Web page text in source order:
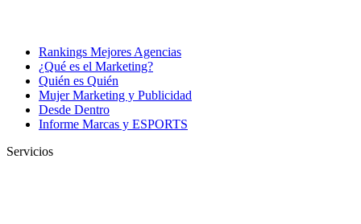
Rankings Mejores Agencias
¿Qué es el Marketing?
Quién es Quién
Mujer Marketing y Publicidad
Desde Dentro
Informe Marcas y ESPORTS
Servicios